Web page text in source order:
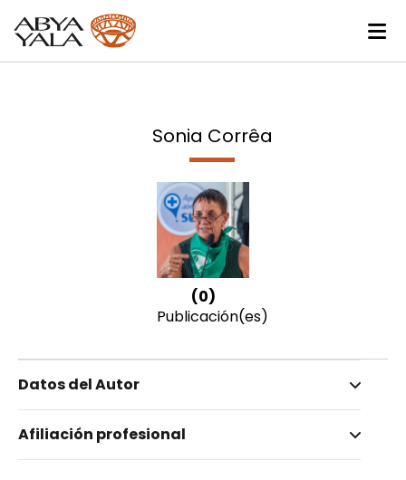
Sonia Corrêa
(0)
Publicación(es)
Datos del Autor
Corrêa, Sonia
Afiliación profesional